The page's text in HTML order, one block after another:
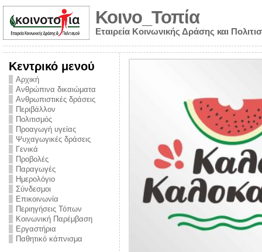
Κοινο_Τοπία
Εταιρεία Κοινωνικής Δράσης και
Κεντρικό μενού
Αρχική
Ανθρώπινα δικαιώματα
Ανθρωπιστικές δράσεις
Περιβάλλον
Πολιτισμός
Προαγωγή υγείας
Ψυχαγωγικές δράσεις
Γενικά
Προβολές
Παραγωγές
Ημερολόγιο
Σύνδεσμοι
Επικοινωνία
Περιηγήσεις Τόπων
Κοινωνική Παρέμβαση
Εργαστήρια
Παθητικό κάπνισμα
από την
την ημέρα
και
στο